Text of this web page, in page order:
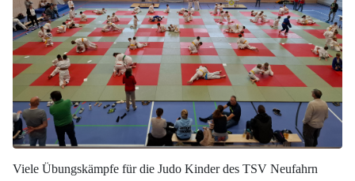
Viele Übungskämpfe für die Judo Kinder des TSV Neufahrn